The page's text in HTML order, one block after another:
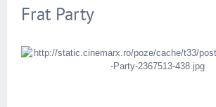
Frat Party